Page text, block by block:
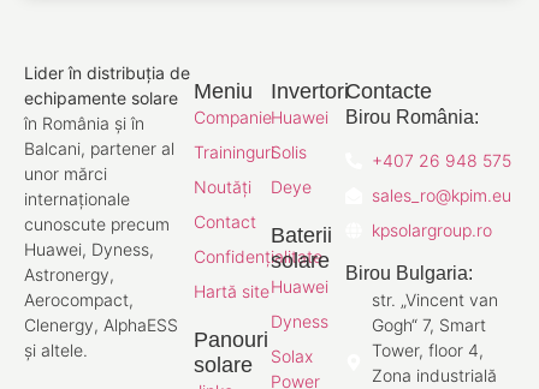
Lider în distribuția de
echipamente solare
în România și în
Balcani, partener al
unor mărci
internaționale
cunoscute precum
Huawei, Dyness,
Astronergy,
Aerocompact,
Clenergy, AlphaESS
și altele.
Meniu
Companie
Traininguri
Noutăți
Contact
Confidențialitate
Hartă site
Panouri
solare
Invertori
Huawei
Solis
Deye
Baterii
solare
Huawei
Dyness
Solax
Power
Contacte
Birou România:
+407 26 948 575
sales_ro@kpim.eu
kpsolargroup.ro
Birou Bulgaria:
str. „Vincent van
Gogh“ 7, Smart
Tower, floor 4,
Zona industrială